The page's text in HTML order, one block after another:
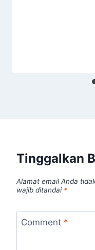
Tinggalkan
Alamat email Anda
wajib ditandai *
Comment *